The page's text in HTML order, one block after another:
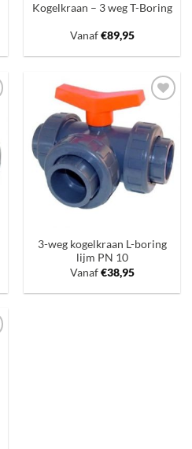
Kogelkraan – 3 weg T-Boring
Vanaf€89,95
Toevoegen
aan
verlanglijst
3-weg kogelkraan L-boring
lijm PN 10
Vanaf€38,95